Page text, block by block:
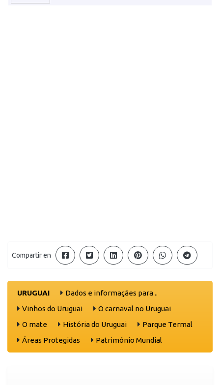
Compartir en
URUGUAI
Dados e informaçães para ..
Vinhos do Uruguai
O carnaval no Uruguai
O mate
História do Uruguai
Parque Termal
Áreas Protegidas
Património Mundial